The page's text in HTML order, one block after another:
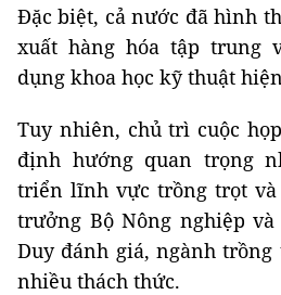
Đặc biệt, cả nước đã hình
xuất hàng hóa tập trung
dụng khoa học kỹ thuật
Tuy nhiên, chủ trì cuộc
định hướng quan trọng
triển lĩnh vực trồng trọt và
trưởng Bộ Nông nghiệp
Duy đánh giá, ngành
nhiều thách thức.